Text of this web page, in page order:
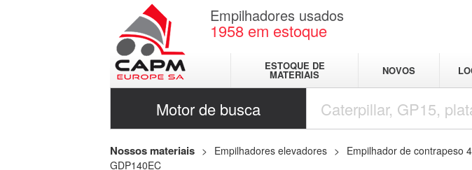
Empilhadores usados
1958 em estoque
ESTOQUE DE
MATERIAIS NOVOS
Motor de busca
Nossos materiais Empilhadores elevadores Empilhador de contrapeso
GDP140EC